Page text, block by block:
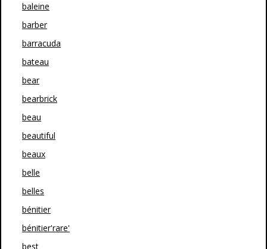
baleine
barber
barracuda
bateau
bear
bearbrick
beau
beautiful
beaux
belle
belles
bénitier
bénitier'rare'
best